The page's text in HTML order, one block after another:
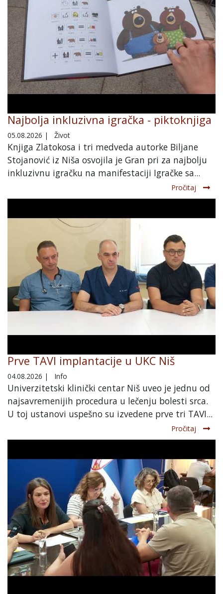
Najbolja inkluzivna igračka - piktoknjiga
05.08.2026 | Život
Knjiga Zlatokosa i tri medveda autorke Biljane
Stojanović iz Niša osvojila je Gran pri za najbolju
inkluzivnu igračku na manifestaciji Igračke sa...
Pročitaj
Prve TAVI implantacije u UKC Niš
04.08.2026 | Info
Univerzitetski klinički centar Niš uveo je jednu od
najsavremenijih procedura u lečenju bolesti srca.
U toj ustanovi uspešno su izvedene prve tri TAVI...
Pročitaj